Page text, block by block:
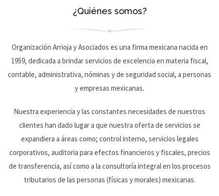
¿Quiénes somos?
Organización Arrioja y Asociados es una firma mexicana nacida en
1959, dedicada a brindar servicios de excelencia en materia fiscal,
contable, administrativa, nóminas y de seguridad social, a personas
y empresas mexicanas.
Nuestra experiencia y las constantes necesidades de nuestros
clientes han dado lugar a que nuestra oferta de servicios se
expandiera a áreas como; control interno, servicios legales
corporativos, auditoria para efectos financieros y fiscales, precios
de transferencia, así como a la consultoría integral en los procesos
tributarios de las personas (físicas y morales) mexicanas.